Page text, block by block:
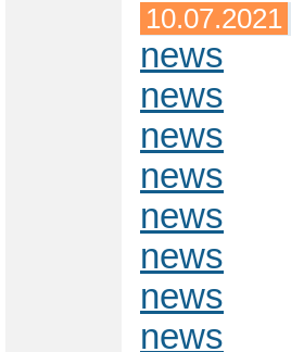
10.07.2021
news
news
news
news
news
news
news
news